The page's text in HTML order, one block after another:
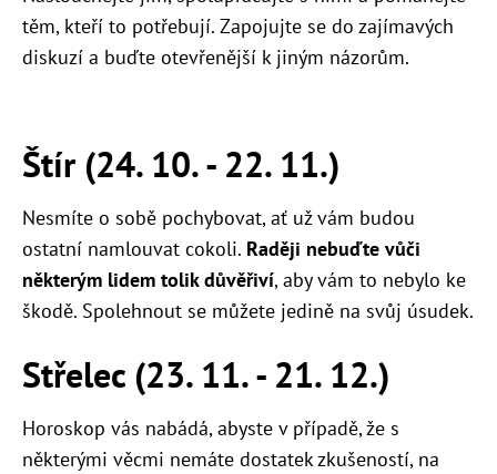
těm, kteří to potřebují. Zapojujte se do zajímavých
diskuzí a buďte otevřenější k jiným názorům.
Štír (24. 10. - 22. 11.)
Nesmíte o sobě pochybovat, ať už vám budou
ostatní namlouvat cokoli. Raději nebuďte vůči
některým lidem tolik důvěřiví, aby vám to nebylo ke
škodě. Spolehnout se můžete jedině na svůj úsudek.
Střelec (23. 11. - 21. 12.)
Horoskop vás nabádá, abyste v případě, že s
některými věcmi nemáte dostatek zkušeností, na